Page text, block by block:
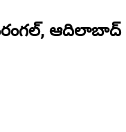
ఆదిలాబాద్